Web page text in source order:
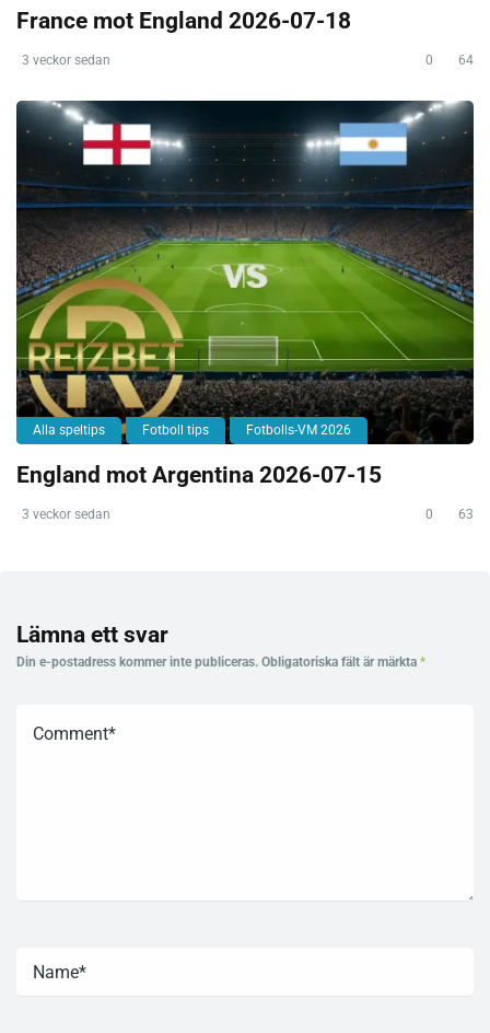
France mot England 2026-07-18
3 veckor sedan 0 64
Alla speltips Fotboll tips Fotbolls-VM 2026
England mot Argentina 2026-07-15
3 veckor sedan 0 63
Lämna ett svar
Din e-postadress kommer inte publiceras. Obligatoriska fält är märkta *